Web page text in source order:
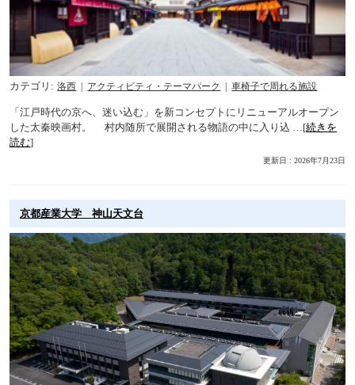
カテゴリ 洛西 アクティビティ・テーマパーク 車椅子で周れる施設
「江戸時代の京へ、迷い込む」を新コンセプトにリニューアルオープン
した太秦映画村。 村内随所で展開される物語の中に入り込 …[続きを
読む]
更新日 : 2026年7月23日
京都産業大学 神山天文台